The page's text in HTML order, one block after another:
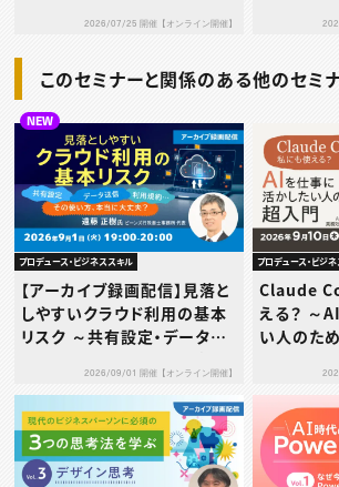
2026/07/25 開催【オンライン開催】
このセミナーと関係のある他のセミ
NEW
プロデュース・ビジネススキル
【アーカイブ録画配信】見落と
しやすいクラウド利用の基本
リスク ～共有設定・データ送
当に大丈夫？～2026/09/01 開催【オンライン開催】
プロデュース・ビジ
Claude
える？ ～
い人のた